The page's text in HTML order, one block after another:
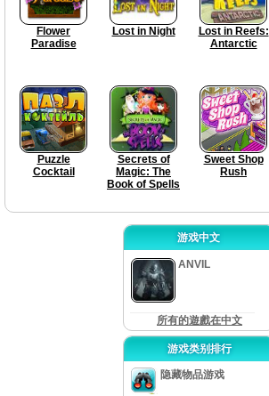
Flower
Paradise
Lost in Night
Lost in Reefs:
Antarctic
Puzzle
Cocktail
Secrets of
Magic: The
Book of Spells
Sweet Shop
Rush
游戏中文
ANVIL
所有的遊戲在中文
游戏类别排行
隐藏物品游戏